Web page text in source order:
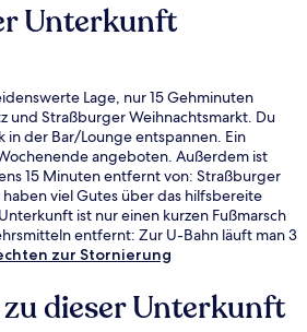
Unterkunft
Lage, nur 15 Gehminuten
und Straßburger Weihnachtsmarkt. Du
in der Bar/Lounge entspannen. Ein
angeboten. Außerdem ist
15 Minuten entfernt von: Straßburger
viel Gutes über das hilfsbereite
ist nur einen kurzen Fußmarsch
entfernt: Zur U-Bahn läuft man 3
Alt Winmärik) bzw. 3 Minuten
zur Stornierung
dieser Unterkunft